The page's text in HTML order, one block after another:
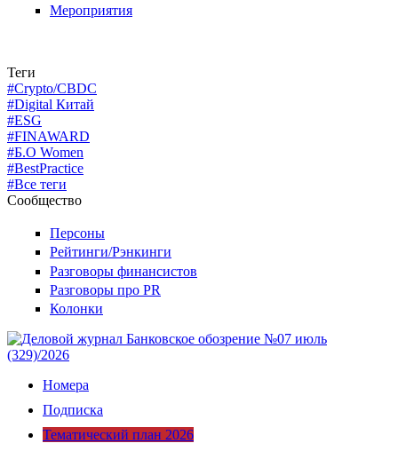
Мероприятия
Теги
#Crypto/CBDC
#Digital Китай
#ESG
#FINAWARD
#Б.О Women
#BestPractice
#Все теги
Сообщество
Персоны
Рейтинги/Рэнкинги
Разговоры финансистов
Разговоры про PR
Колонки
Номера
Подписка
Тематический план 2026